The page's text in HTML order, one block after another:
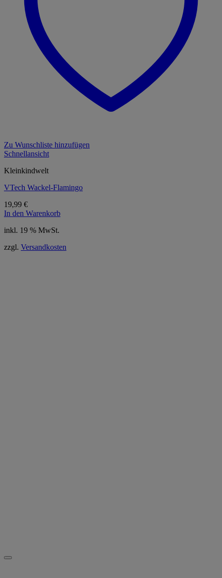
Zu Wunschliste hinzufügen
Schnellansicht
Kleinkindwelt
VTech Wackel-Flamingo
19,99 €
In den Warenkorb
inkl. 19 % MwSt.
zzgl. Versandkosten